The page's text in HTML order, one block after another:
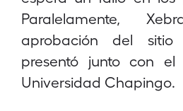
Paralelamente,
aprobación del sitio
presentó junto con
Universidad Chapingo.